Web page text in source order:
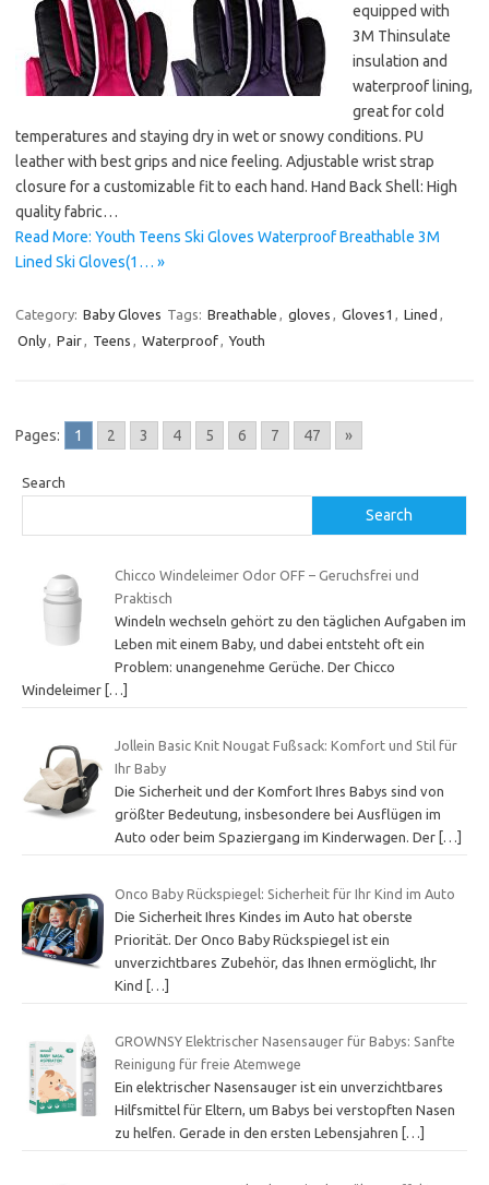
equipped with
3M Thinsulate
insulation and
waterproof lining,
great for cold
temperatures and staying dry in wet or snowy conditions. PU
leather with best grips and nice feeling. Adjustable wrist strap
closure for a customizable fit to each hand. Hand Back Shell: High
quality fabric…
Read More: Youth Teens Ski Gloves Waterproof Breathable 3M
Lined Ski Gloves(1… »
Category: Baby Gloves Tags: Breathable , gloves , Gloves1 , Lined ,
Only, Pair, Teens , Waterproof, Youth
Pages: 1 2 3 4 5 6 7 47 »
Search
Search
Chicco Windeleimer Odor OFF – Geruchsfrei und
Praktisch
Windeln wechseln gehört zu den täglichen Aufgaben im
Leben mit einem Baby, und dabei entsteht oft ein
Problem: unangenehme Gerüche. Der Chicco
Windeleimer […]
Jollein Basic Knit Nougat Fußsack: Komfort und Stil für
Ihr Baby
Die Sicherheit und der Komfort Ihres Babys sind von
größter Bedeutung, insbesondere bei Ausflügen im
Auto oder beim Spaziergang im Kinderwagen. Der […]
Onco Baby Rückspiegel: Sicherheit für Ihr Kind im Auto
Die Sicherheit Ihres Kindes im Auto hat oberste
Priorität. Der Onco Baby Rückspiegel ist ein
unverzichtbares Zubehör, das Ihnen ermöglicht, Ihr
Kind
[…]
GROWNSY Elektrischer Nasensauger für Babys: Sanfte
Reinigung für freie Atemwege
Ein elektrischer Nasensauger ist ein unverzichtbares
Hilfsmittel für Eltern, um Babys bei verstopften Nasen
zu helfen. Gerade in den ersten Lebensjahren
[…]